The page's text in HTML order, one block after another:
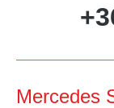
Mercedes